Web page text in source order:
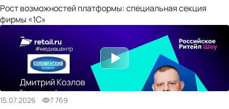
Рост возможностей платформы: специальная секция
фирмы «1С»
15.07.2026 7 769